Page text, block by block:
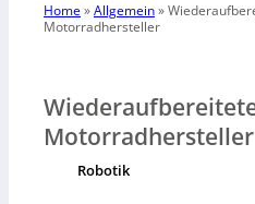
Home»Allgemein»
Motorradhersteller
Motorradhersteller
Robotik